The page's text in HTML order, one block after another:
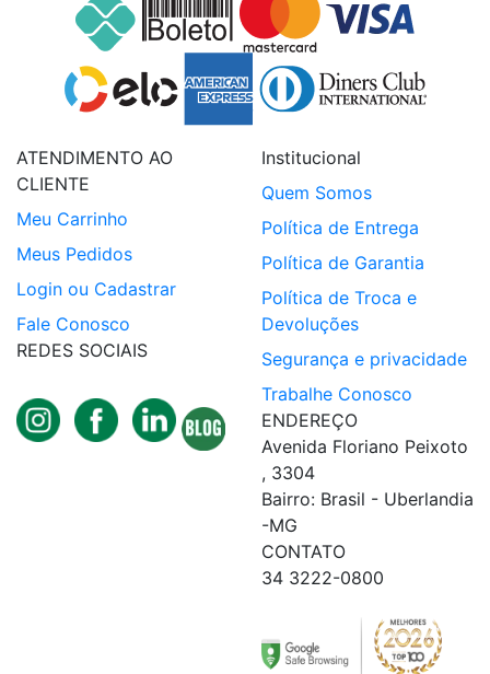
ATENDIMENTO AO
CLIENTE
Meu Carrinho
Meus Pedidos
Login ou Cadastrar
Fale Conosco
REDES SOCIAIS
Institucional
Quem Somos
Política de Entrega
Política de Garantia
Política de Troca e
Devoluções
Segurança e privacidade
Trabalhe Conosco
ENDEREÇO
Avenida Floriano Peixoto
, 3304
Bairro: Brasil - Uberlandia
-MG
CONTATO
34 3222-0800